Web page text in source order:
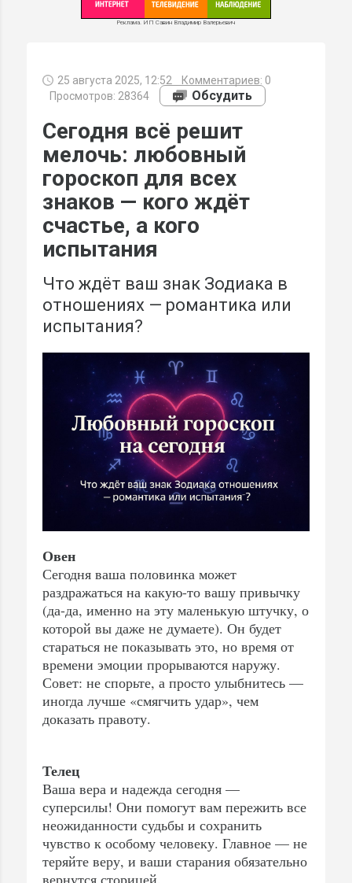
Реклама. ИП Савин Владимир Валерьевич
25 августа 2025, 12:52 Комментариев: 0
Просмотров: 28364
Обсудить
Сегодня всё решит
мелочь: любовный
гороскоп для всех
знаков — кого ждёт
счастье, а кого
испытания
Что ждёт ваш знак Зодиака в
отношениях — романтика или
испытания?
Овен
Сегодня ваша половинка может
раздражаться на какую-то вашу привычку
(да-да, именно на эту маленькую штучку, о
которой вы даже не думаете). Он будет
стараться не показывать это, но время от
времени эмоции прорываются наружу.
Совет: не спорьте, а просто улыбнитесь —
иногда лучше «смягчить удар», чем
доказать правоту.
Телец
Ваша вера и надежда сегодня —
суперсилы! Они помогут вам пережить все
неожиданности судьбы и сохранить
чувство к особому человеку. Главное — не
теряйте веру, и ваши старания обязательно
вернутся сторицей.